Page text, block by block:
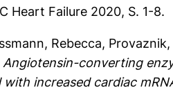
Heart Failure 2020, S. 1-8.
Rebecca,
Angiotensin-converting
increased cardiac